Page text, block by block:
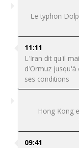
Le typhon
11:11
L'Iran dit qu'il
d'Ormuz jusqu'à
ses conditions
Hong Kong
09:41